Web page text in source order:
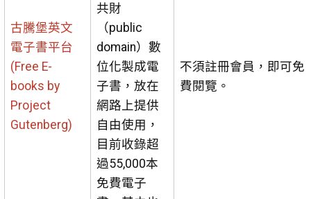
古騰堡英文
電子書平台
(Free E-
books by
Project
Gutenberg)
共財
（public
domain）數
位化製成電
子書，放在
網路上提供
自由使用，
目前收錄超
過55,000本
免費電子
不須註冊會員，即可免
費閱覽。